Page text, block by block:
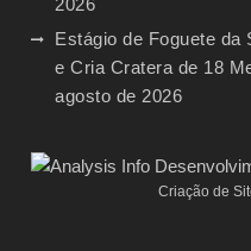
2026
Estágio de Foguete da
e Cria Cratera de 18
agosto de 2026
Criação de